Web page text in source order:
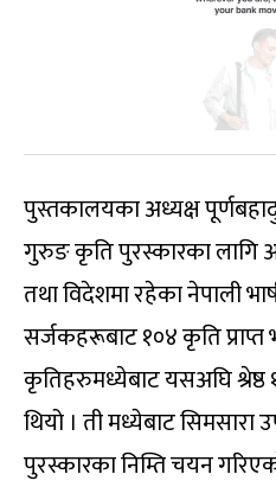
पुस्तकालयका अध्यक्ष
गुरुङ कृति पुरस्कारका लागि
तथा विदेशमा रहेका नेपाली
सर्जकहरूबाट १०४ कृति प्राप्त
कृतिहरुमध्येबाट यसअघि
थियो । ती मध्येबाट
पुरस्कारका निम्ति चयन